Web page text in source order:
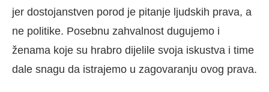
jer dostojanstven porod je pitanje ljudskih prava, a
ne politike. Posebnu zahvalnost dugujemo i
ženama koje su hrabro dijelile svoja iskustva i time
dale snagu da istrajemo u zagovaranju ovog prava.